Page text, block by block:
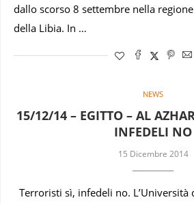
dallo scorso 8 settembre nella
della Libia. In …
NEWS
15/12/14 – EGITTO – AL
INFEDELI NO
15 Dicembre 2014
Terroristi sì, infedeli no. L’Università